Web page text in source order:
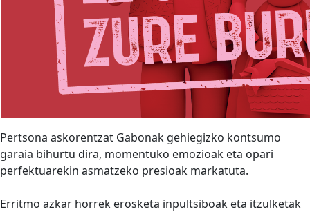
Pertsona askorentzat Gabonak gehiegizko kontsumo
garaia bihurtu dira, momentuko emozioak eta opari
perfektuarekin asmatzeko presioak markatuta.
Erritmo azkar horrek erosketa inpultsiboak eta itzulketak